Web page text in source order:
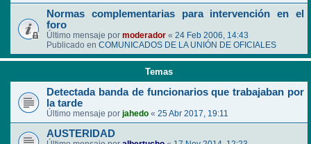
Normas complementarias para intervención en el
foro
Último mensaje por moderador « 24 Feb 2006, 14:43
Publicado en COMUNICADOS DE LA UNIÓN DE OFICIALES
Temas
Detectada banda de funcionarios que trabajaban por
la tarde
Último mensaje por jahedo « 25 Abr 2017, 19:11
AUSTERIDAD